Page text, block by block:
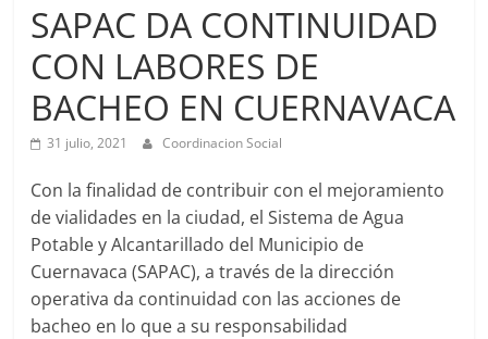
Potable
Alcantarillado
del
Municipio
Cuernavaca
SAPAC DA CONTINUIDAD
CON LABORES DE
BACHEO EN CUERNAVACA
31 julio, 2021 Coordinacion Social
Con la finalidad de contribuir con el mejoramiento
de vialidades en la ciudad, el Sistema de Agua
Potable y Alcantarillado del Municipio de
Cuernavaca (SAPAC), a través de la dirección
operativa da continuidad con las acciones de
bacheo en lo que a su responsabilidad